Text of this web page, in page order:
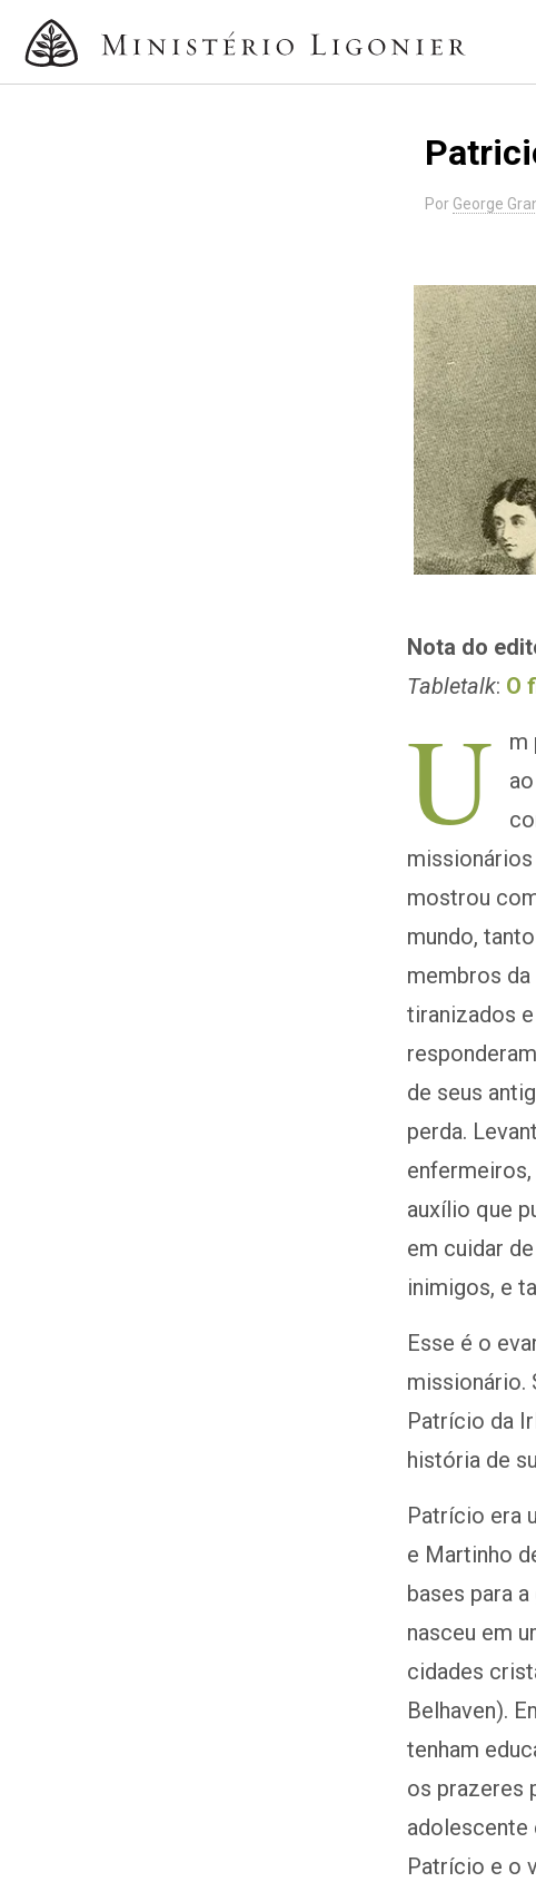
Por George
Nota do
Tabletalk: O
U
m
missionários
mostrou
mundo,
membros
tiranizados
de seus
perda.
auxílio que
em cuidar
inimigos, e
Esse é o
missionário.
Patrício da
história de
Patrício era
e Martinho
bases para
nasceu em
cidades
Belhaven).
tenham
os prazeres
adolescente
Patrício e o